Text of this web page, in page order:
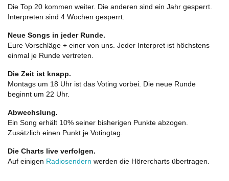
Die Top 20 kommen weiter. Die anderen sind ein Jahr gesperrt.
Interpreten sind 4 Wochen gesperrt.
Neue Songs in jeder Runde.
Eure Vorschläge + einer von uns. Jeder Interpret ist höchstens
einmal je Runde vertreten.
Die Zeit ist knapp.
Montags um 18 Uhr ist das Voting vorbei. Die neue Runde
beginnt um 22 Uhr.
Abwechslung.
Ein Song erhält 10% seiner bisherigen Punkte abzogen.
Zusätzlich einen Punkt je Votingtag.
Die Charts live verfolgen.
Auf einigen Radiosendern werden die Hörercharts übertragen.